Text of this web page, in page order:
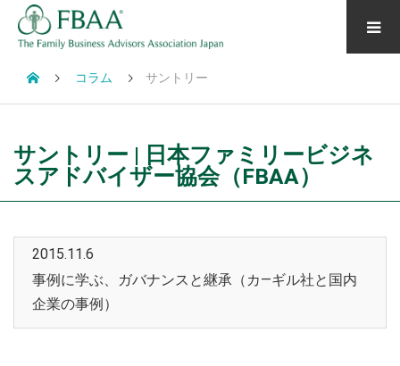
コラム サントリー
サントリー | 日本ファミリービジネ
スアドバイザー協会（FBAA）
2015.11.6
事例に学ぶ、ガバナンスと継承（カ―ギル社と国内
企業の事例）